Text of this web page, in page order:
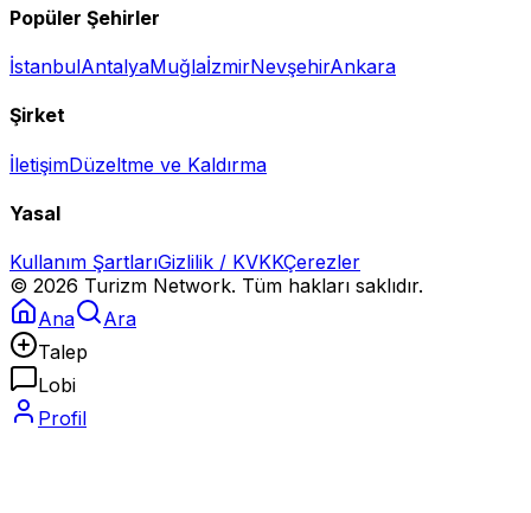
Popüler Şehirler
İstanbulAntalyaMuğlaİzmirNevşehirAnkara
Şirket
İletişimDüzeltme ve Kaldırma
Yasal
Kullanım ŞartlarıGizlilik / KVKKÇerezler
© 2026 Turizm Network. Tüm hakları saklıdır.
Ana
Ara
Talep
Lobi
Profil